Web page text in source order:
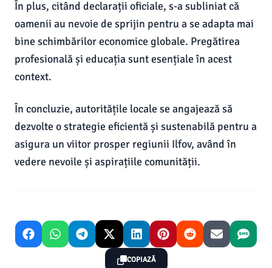
În plus, citând declarații oficiale, s-a subliniat că
oamenii au nevoie de sprijin pentru a se adapta mai
bine schimbărilor economice globale. Pregătirea
profesională și educația sunt esențiale în acest
context.
În concluzie, autoritățile locale se angajează să
dezvolte o strategie eficientă și sustenabilă pentru a
asigura un viitor prosper regiunii Ilfov, având în
vedere nevoile și aspirațiile comunității.
COPIAZĂ